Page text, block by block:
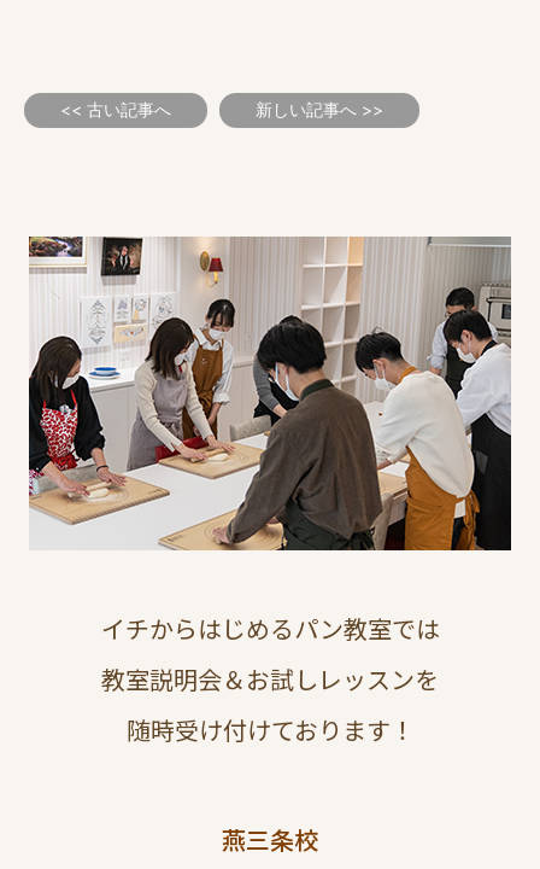
<< 古い記事へ 新しい記事へ >>
イチからはじめるパン教室では
教室説明会＆お試しレッスンを
随時受け付けております！
燕三条校